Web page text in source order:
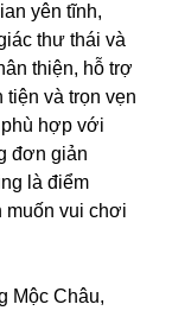
yên tĩnh,
thư thái và
thiện, hỗ trợ
tiện và trọn vẹn
hợp với
đơn giản
là điểm
muốn vui chơi
Mộc Châu,